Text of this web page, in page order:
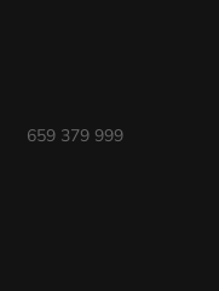
659 379 999